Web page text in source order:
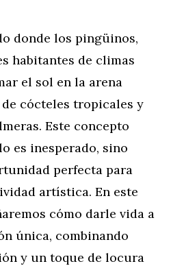
donde los pingüinos,
habitantes de climas
el sol en la arena
cócteles tropicales y
Este concepto
es inesperado, sino
perfecta para
artística. En este
cómo darle vida a
única, combinando
y un toque de locura